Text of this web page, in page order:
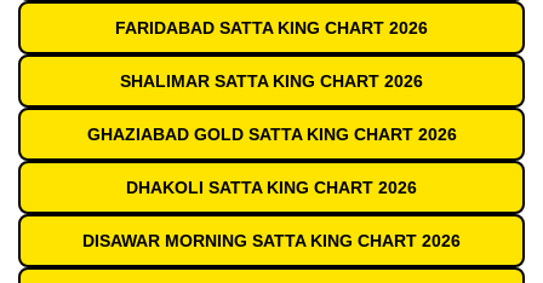
FARIDABAD SATTA KING CHART 2026
SHALIMAR SATTA KING CHART 2026
GHAZIABAD GOLD SATTA KING CHART 2026
DHAKOLI SATTA KING CHART 2026
DISAWAR MORNING SATTA KING CHART 2026